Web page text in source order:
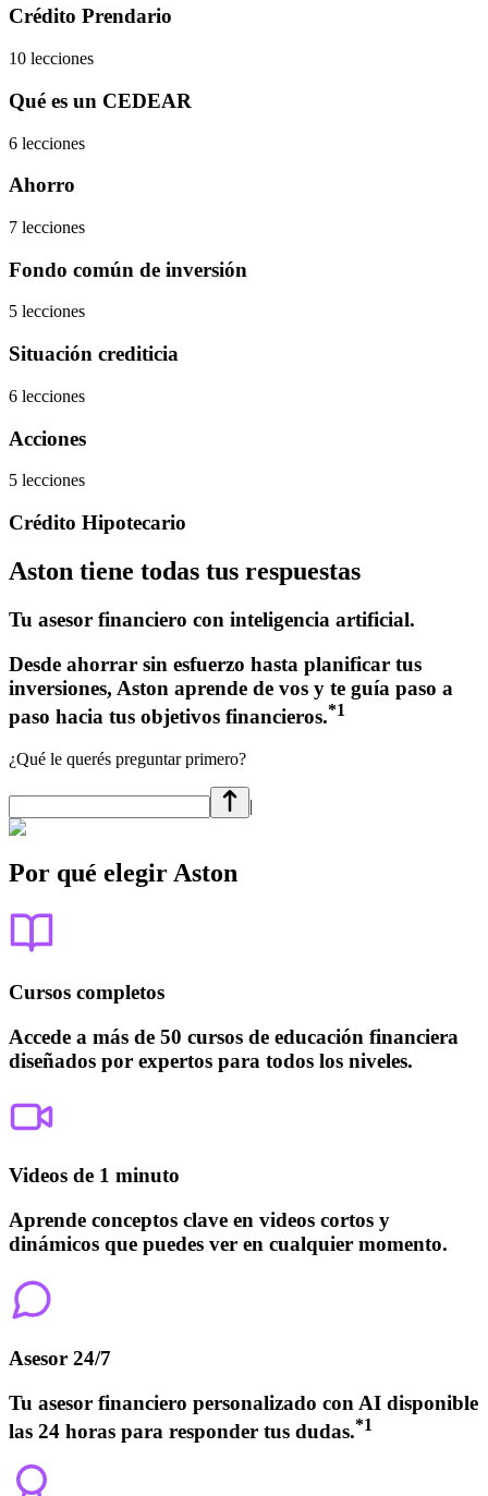
Crédito Prendario
10 lecciones
Qué es un CEDEAR
6 lecciones
Ahorro
7 lecciones
Fondo común de inversión
5 lecciones
Situación crediticia
6 lecciones
Acciones
5 lecciones
Crédito Hipotecario
Aston tiene todas tus respuestas
Tu asesor financiero con inteligencia artificial.
Desde ahorrar sin esfuerzo hasta planificar tus
inversiones, Aston aprende de vos y te guía paso a
paso hacia tus objetivos financieros.*1
¿Qué le querés preguntar primero?
|
Por qué elegir Aston
Cursos completos
Accede a más de 50 cursos de educación financiera
diseñados por expertos para todos los niveles.
Videos de 1 minuto
Aprende conceptos clave en videos cortos y
dinámicos que puedes ver en cualquier momento.
Asesor 24/7
Tu asesor financiero personalizado con AI disponible
las 24 horas para responder tus dudas.*1